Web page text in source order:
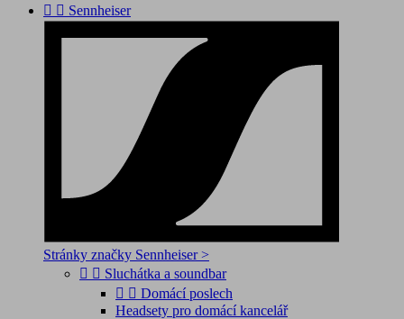
  Sennheiser
Stránky značky Sennheiser >
  Sluchátka a soundbar
  Domácí poslech
Headsety pro domácí kancelář